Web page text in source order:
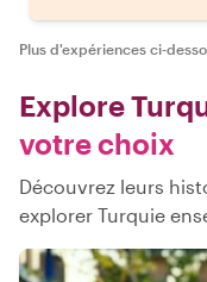
Plus d'expériences ci-
Explore
votre choix
Découvrez leurs
explorer Turquie